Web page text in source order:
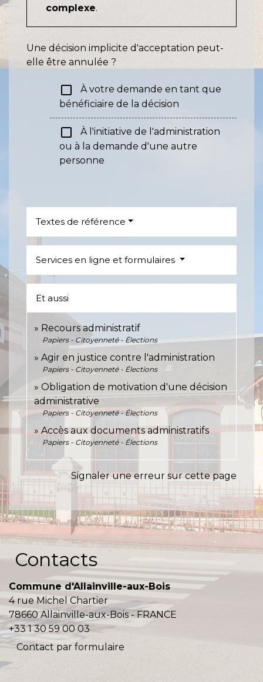
complexe.
Une décision implicite d'acceptation peut-
elle être annulée ?
check_box_outline_blank
À votre demande en tant que
bénéficiaire de la décision
check_box_outline_blank
À l'initiative de l'administration
ou à la demande d'une autre
personne
Textes de référence
Services en ligne et formulaires
Et aussi
Recours administratif
Papiers - Citoyenneté - Élections
Agir en justice contre l'administration
Papiers - Citoyenneté - Élections
Obligation de motivation d'une décision
administrative
Papiers - Citoyenneté - Élections
Accès aux documents administratifs
Papiers - Citoyenneté - Élections
Signaler une erreur sur cette page
Contacts
Commune d'Allainville-aux-Bois
4 rue Michel Chartier
78660 Allainville-aux-Bois - FRANCE
+33 1 30 59 00 03
Contact par formulaire